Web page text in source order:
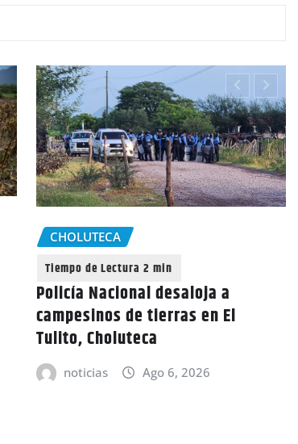
CHOLUTECA
Policía Nacional desaloja a
campesinos de tierras en El
Tulito, Choluteca
noticias Ago 6, 2026